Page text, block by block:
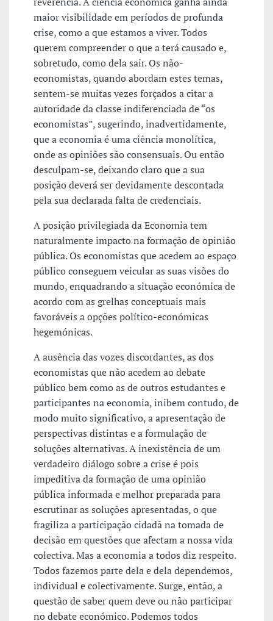
maior visibilidade em períodos de profunda
crise, como a que estamos a viver. Todos
querem compreender o que a terá causado e,
sobretudo, como dela sair. Os não-
economistas, quando abordam estes temas,
sentem-se muitas vezes forçados a citar a
autoridade da classe indiferenciada de “os
economistas”, sugerindo, inadvertidamente,
que a economia é uma ciência monolítica,
onde as opiniões são consensuais. Ou então
desculpam-se, deixando claro que a sua
posição deverá ser devidamente descontada
pela sua declarada falta de credenciais.
A posição privilegiada da Economia tem
naturalmente impacto na formação de opinião
pública. Os economistas que acedem ao espaço
público conseguem veicular as suas visões do
mundo, enquadrando a situação económica de
acordo com as grelhas conceptuais mais
favoráveis a opções político-económicas
hegemónicas.
A ausência das vozes discordantes, as dos
economistas que não acedem ao debate
público bem como as de outros estudantes e
participantes na economia, inibem contudo, de
modo muito significativo, a apresentação de
perspectivas distintas e a formulação de
soluções alternativas. A inexistência de um
verdadeiro diálogo sobre a crise é pois
impeditiva da formação de uma opinião
pública informada e melhor preparada para
escrutinar as soluções apresentadas, o que
fragiliza a participação cidadã na tomada de
decisão em questões que afectam a nossa vida
colectiva. Mas a economia a todos diz respeito.
Todos fazemos parte dela e dela dependemos,
individual e colectivamente. Surge, então, a
questão de saber quem deve ou não participar
no debate económico. Podemos todos